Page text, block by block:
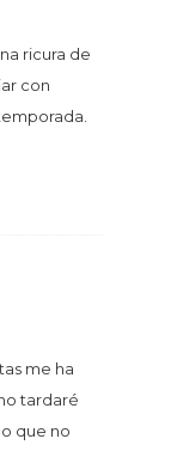
ricura de
con
me ha
tardaré
que no